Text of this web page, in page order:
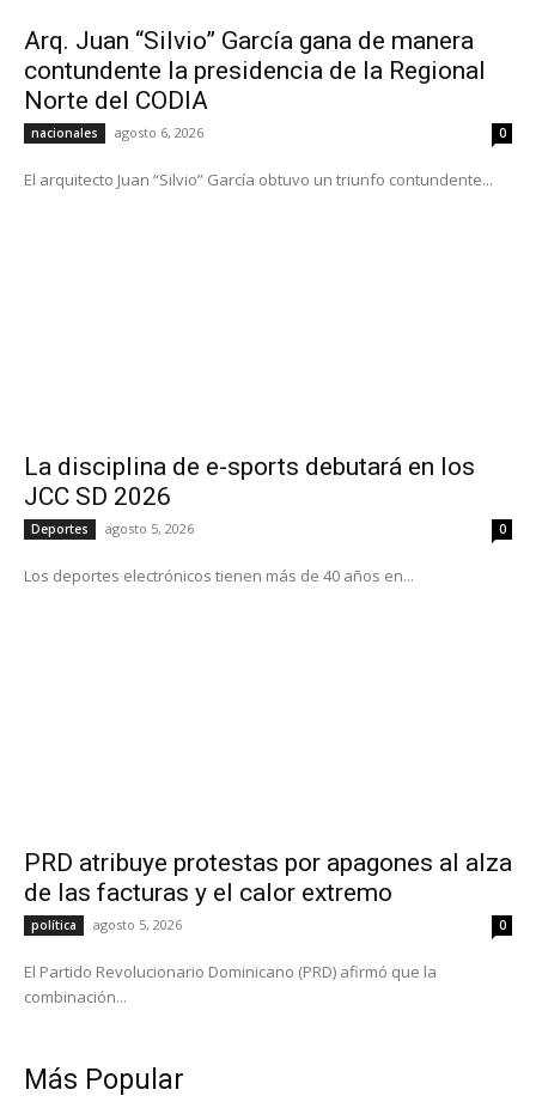
Arq. Juan “Silvio” García gana de manera
contundente la presidencia de la Regional
Norte del CODIA
nacionales agosto 6, 2026 0
El arquitecto Juan “Silvio” García obtuvo un triunfo contundente...
La disciplina de e-sports debutará en los
JCC SD 2026
Deportes agosto 5, 2026 0
Los deportes electrónicos tienen más de 40 años en...
PRD atribuye protestas por apagones al alza
de las facturas y el calor extremo
política agosto 5, 2026 0
El Partido Revolucionario Dominicano (PRD) afirmó que la
combinación...
Más Popular